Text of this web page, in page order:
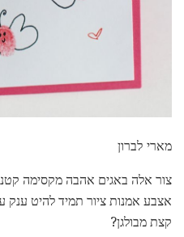
מארי לברון
צור אלה באגים אהבה מקסימה
אצבע אמנות ציור תמיד להיט ענק
קצת מבולגן?